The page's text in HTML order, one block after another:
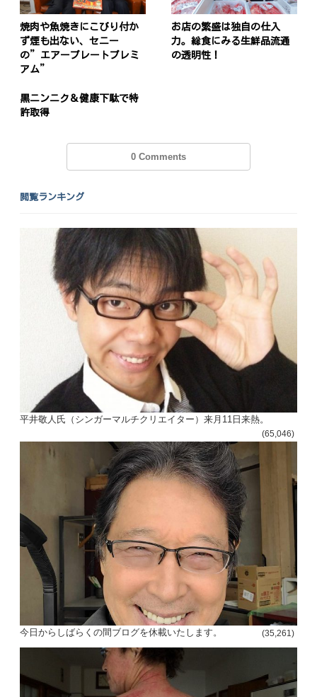
焼肉や魚焼きにこびり付か
ず煙も出ない、セニー
の”エアープレートプレミ
アム”
お店の繁盛は独自の仕入
力。総食にみる生鮮品流通
の透明性！
黒ニンニク＆健康下駄で特
許取得
0 Comments
閲覧ランキング
平井敬人氏（シンガーマルチクリエイター）来月11日来熱。
(65,046)
今日からしばらくの間ブログを休載いたします。 (35,261)